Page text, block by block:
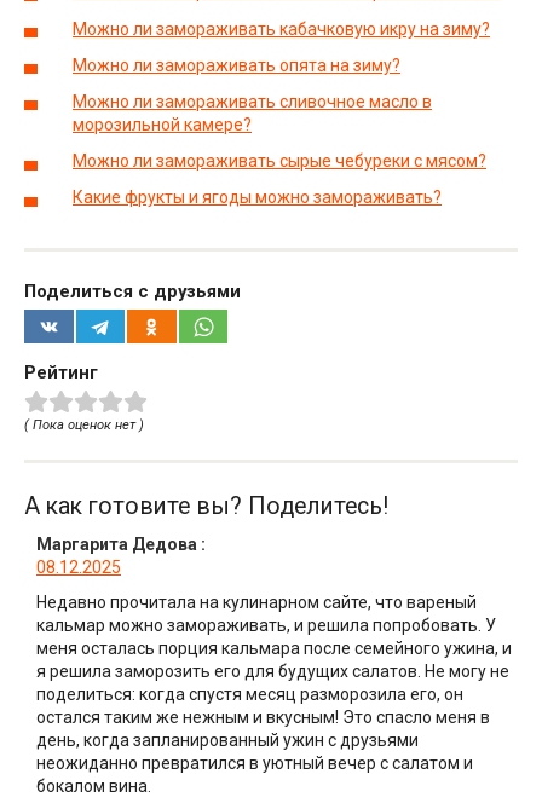
Можно ли замораживать кабачковую икру на зиму?
Можно ли замораживать опята на зиму?
Можно ли замораживать сливочное масло в
морозильной камере?
Можно ли замораживать сырые чебуреки с мясом?
Какие фрукты и ягоды можно замораживать?
Поделиться с друзьями
Рейтинг
( Пока оценок нет )
А как готовите вы? Поделитесь!
Маргарита Дедова :
08.12.2025
Недавно прочитала на кулинарном сайте, что вареный
кальмар можно замораживать, и решила попробовать. У
меня осталась порция кальмара после семейного ужина, и
я решила заморозить его для будущих салатов. Не могу не
поделиться: когда спустя месяц разморозила его, он
остался таким же нежным и вкусным! Это спасло меня в
день, когда запланированный ужин с друзьями
неожиданно превратился в уютный вечер с салатом и
бокалом вина.